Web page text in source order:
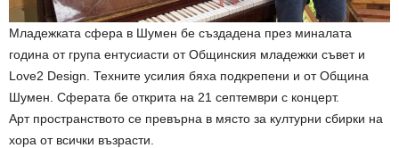
Младежката сфера в Шумен бе създадена през миналата
година от група ентусиасти от Общинския младежки съвет и
Love2 Design. Техните усилия бяха подкрепени и от Община
Шумен. Сферата бе открита на 21 септември с концерт.
Арт пространството се превърна в място за културни сбирки на
хора от всички възрасти.